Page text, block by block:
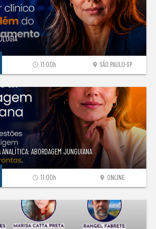
location_on SÃO PAULO-SP
access_time 11:00h
ABORDAGEM JUNGUIANA
location_on ONLINE
access_time 11:00h